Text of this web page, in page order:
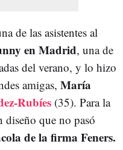
de las asistentes al
en Madrid, una de
del verano, y lo hizo
amigas, María
Rubíes (35). Para la
diseño que no pasó
de la firma Feners.